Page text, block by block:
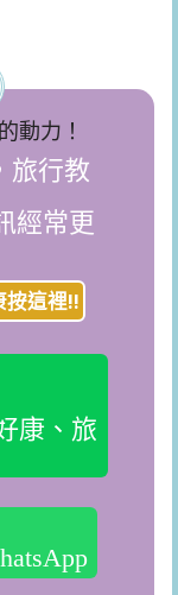
動力！
旅行教
經常更
按這裡!!
康、旅